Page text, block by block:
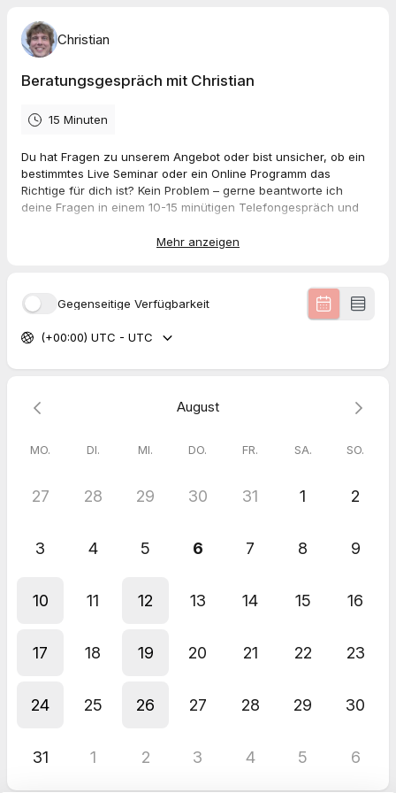
Christian
Beratungsgespräch mit Christian
15 Minuten
Du hat Fragen zu unserem Angebot oder bist unsicher, ob ein
bestimmtes Live Seminar oder ein Online Programm das
Richtige für dich ist? Kein Problem – gerne beantworte ich
deine Fragen in einem 10-15 minütigen Telefongespräch und
Mehr anzeigen
Gegenseitige Verfügbarkeit
(+00:00) UTC - UTC
August
MO. DI. MI. DO. FR. SA. SO.
27 28 29 30 31 1 2
3 4 5 6 7 8 9
10 11 12 13 14 15 16
17 18 19 20 21 22 23
24 25 26 27 28 29 30
31 1 2 3 4 5 6